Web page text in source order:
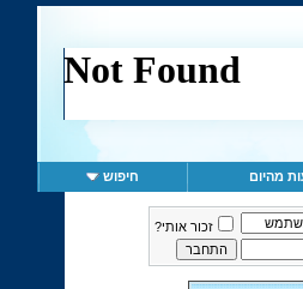
מהיום חיפוש
זכור אותי?